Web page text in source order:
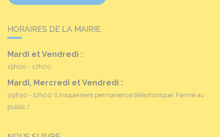
HORAIRES DE LA MAIRIE
Mardi et Vendredi :
15h00 - 17h00
Mardi, Mercredi et Vendredi :
09h30 - 12h00 (Uniquement permanence téléphonique. Fermé au
public.)